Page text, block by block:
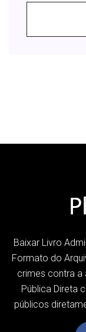
Baixar Livro
Formato do
crimes contra a
Pública Direta
públicos